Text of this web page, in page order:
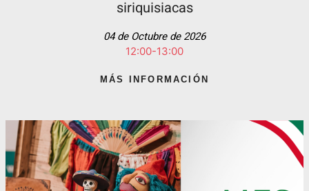
siriquisiacas
04 de Octubre de 2026
12:00-13:00
MÁS INFORMACIÓN